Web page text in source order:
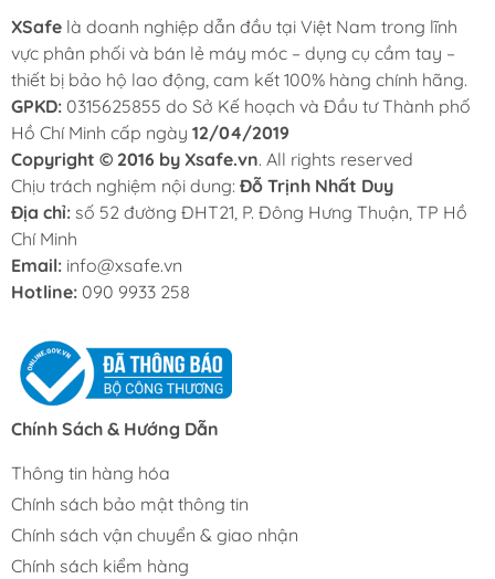
XSafe là doanh nghiệp dẫn đầu tại Việt Nam trong lĩnh
vực phân phối và bán lẻ máy móc – dụng cụ cầm tay –
thiết bị bảo hộ lao động, cam kết 100% hàng chính hãng.
GPKD: 0315625855 do Sở Kế hoạch và Đầu tư Thành phố
Hồ Chí Minh cấp ngày 12/04/2019
Copyright © 2016 by Xsafe.vn. All rights reserved
Chịu trách nghiệm nội dung: Đỗ Trịnh Nhất Duy
Địa chỉ: số 52 đường ĐHT21, P. Đông Hưng Thuận, TP Hồ
Chí Minh
Email: info@xsafe.vn
Hotline: 090 9933 258
Chính Sách & Hướng Dẫn
Thông tin hàng hóa
Chính sách bảo mật thông tin
Chính sách vận chuyển & giao nhận
Chính sách kiểm hàng